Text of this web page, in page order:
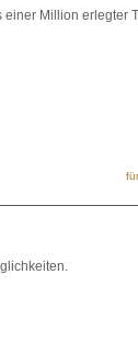
einer Million erlegter